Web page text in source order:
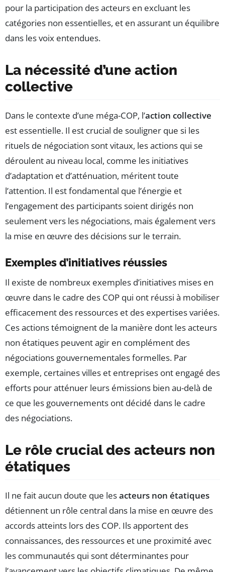
pour la participation des acteurs en excluant les
catégories non essentielles, et en assurant un équilibre
dans les voix entendues.
La nécessité d’une action
collective
Dans le contexte d’une méga-COP, l’action collective
est essentielle. Il est crucial de souligner que si les
rituels de négociation sont vitaux, les actions qui se
déroulent au niveau local, comme les initiatives
d’adaptation et d’atténuation, méritent toute
l’attention. Il est fondamental que l’énergie et
l’engagement des participants soient dirigés non
seulement vers les négociations, mais également vers
la mise en œuvre des décisions sur le terrain.
Exemples d’initiatives réussies
Il existe de nombreux exemples d’initiatives mises en
œuvre dans le cadre des COP qui ont réussi à mobiliser
efficacement des ressources et des expertises variées.
Ces actions témoignent de la manière dont les acteurs
non étatiques peuvent agir en complément des
négociations gouvernementales formelles. Par
exemple, certaines villes et entreprises ont engagé des
efforts pour atténuer leurs émissions bien au-delà de
ce que les gouvernements ont décidé dans le cadre
des négociations.
Le rôle crucial des acteurs non
étatiques
Il ne fait aucun doute que lesacteurs non étatiques
détiennent un rôle central dans la mise en œuvre des
accords atteints lors des COP. Ils apportent des
connaissances, des ressources et une proximité avec
les communautés qui sont déterminantes pour